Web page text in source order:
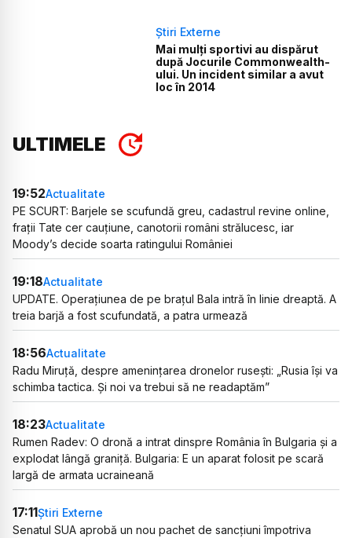
Știri Externe
Mai mulți sportivi au dispărut
după Jocurile Commonwealth-
ului. Un incident similar a avut
loc în 2014
ULTIMELE
19:52Actualitate
PE SCURT: Barjele se scufundă greu, cadastrul revine online,
frații Tate cer cauțiune, canotorii români strălucesc, iar
Moody’s decide soarta ratingului României
19:18Actualitate
UPDATE. Operațiunea de pe brațul Bala intră în linie dreaptă. A
treia barjă a fost scufundată, a patra urmează
18:56Actualitate
Radu Miruță, despre amenințarea dronelor rusești: „Rusia își va
schimba tactica. Și noi va trebui să ne readaptăm”
18:23Actualitate
Rumen Radev: O dronă a intrat dinspre România în Bulgaria și a
explodat lângă graniță. Bulgaria: E un aparat folosit pe scară
largă de armata ucraineană
17:11Știri Externe
Senatul SUA aprobă un nou pachet de sancțiuni împotriva